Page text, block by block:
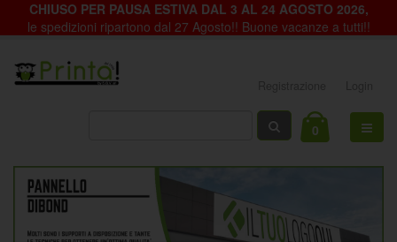
CHIUSO PER PAUSA ESTIVA DAL 3 AL 24 AGOSTO 2026,
le spedizioni ripartono dal 27 Agosto!! Buone vacanze a tutti!!
0